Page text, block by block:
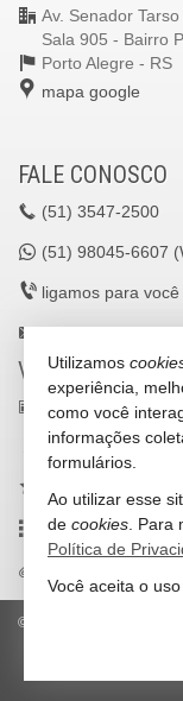
Av. Senador
Sala 905 - Bairro
Porto Alegre - RS
mapa google
FALE CONOSCO
(51) 3547-2500
(51) 98045-6607
ligamos para você
VEJA MAIS
receba nosso
cadastre seu
mapa de imóveis
©
Utilizamos
experiência,
como você
informações
formulários.
Ao utilizar esse
de cookies .
Política de
Você aceita o